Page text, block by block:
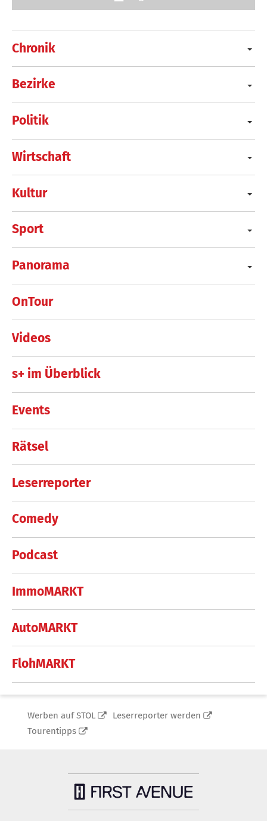
Chronik
Bezirke
Politik
Wirtschaft
Kultur
Sport
Panorama
OnTour
Videos
s+ im Überblick
Events
Rätsel
Leserreporter
Comedy
Podcast
ImmoMARKT
AutoMARKT
FlohMARKT
Werben auf STOL
Leserreporter werden
Tourentipps